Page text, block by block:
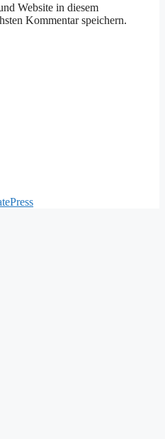
Website in diesem
Kommentar speichern.